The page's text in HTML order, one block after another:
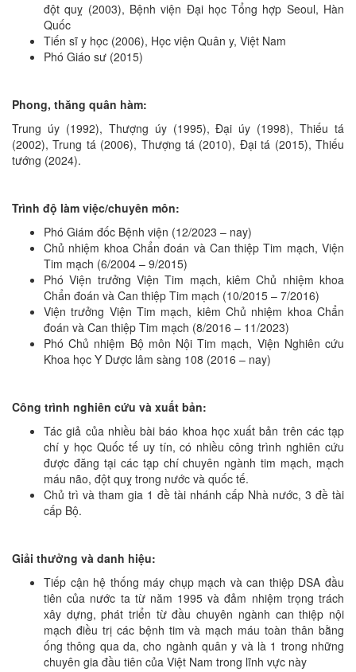
đột quỵ (2003), Bệnh viện Đại học Tổng hợp Seoul, Hàn
Quốc
Tiến sĩ y học (2006), Học viện Quân y, Việt Nam
Phó Giáo sư (2015)
Phong, thăng quân hàm:
Trung úy (1992), Thượng úy (1995), Đại úy (1998), Thiếu tá
(2002), Trung tá (2006), Thượng tá (2010), Đại tá (2015), Thiếu
tướng (2024).
Trình độ làm việc/chuyên môn:
Phó Giám đốc Bệnh viện (12/2023 – nay)
Chủ nhiệm khoa Chẩn đoán và Can thiệp Tim mạch, Viện
Tim mạch (6/2004 – 9/2015)
Phó Viện trưởng Viện Tim mạch, kiêm Chủ nhiệm khoa
Chẩn đoán và Can thiệp Tim mạch (10/2015 – 7/2016)
Viện trưởng Viện Tim mạch, kiêm Chủ nhiệm khoa Chẩn
đoán và Can thiệp Tim mạch (8/2016 – 11/2023)
Phó Chủ nhiệm Bộ môn Nội Tim mạch, Viện Nghiên cứu
Khoa học Y Dược lâm sàng 108 (2016 – nay)
Công trình nghiên cứu và xuất bản:
Tác giả của nhiều bài báo khoa học xuất bản trên các tạp
chí y học Quốc tế uy tín, có nhiều công trình nghiên cứu
được đăng tại các tạp chí chuyên ngành tim mạch, mạch
máu não, đột quỵ trong nước và quốc tế.
Chủ trì và tham gia 1 đề tài nhánh cấp Nhà nước, 3 đề tài
cấp Bộ.
Giải thưởng và danh hiệu:
Tiếp cận hệ thống máy chụp mạch và can thiệp DSA đầu
tiên của nước ta từ năm 1995 và đảm nhiệm trọng trách
xây dựng, phát triển từ đầu chuyên ngành can thiệp nội
mạch điều trị các bệnh tim và mạch máu toàn thân bằng
ống thông qua da, cho ngành quân y và là 1 trong những
chuyên gia đầu tiên của Việt Nam trong lĩnh vực này